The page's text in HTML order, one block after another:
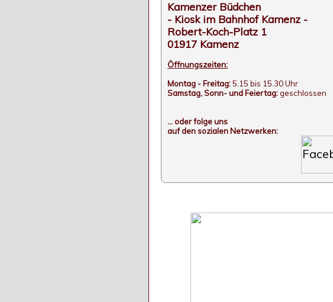
Kamenzer Büdchen
- Kiosk im Bahnhof Kamenz -
Robert-Koch-Platz 1
01917 Kamenz
Öffnungszeiten:
Montag - Freitag:5.15 bis 15.30 Uhr
Samstag, Sonn- und Feiertag:geschlossen
... oder folge uns
auf den sozialen Netzwerken: